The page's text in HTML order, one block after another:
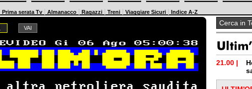
Prima serata Tv Almanacco Ragazzi Treni Viaggiare Sicuri Indice A-Z
21.00 |